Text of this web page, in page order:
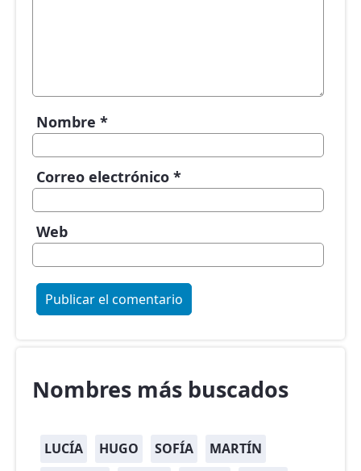
Nombre *
Correo electrónico *
Web
Nombres más buscados
LUCÍA HUGO SOFÍA
MARTÍN